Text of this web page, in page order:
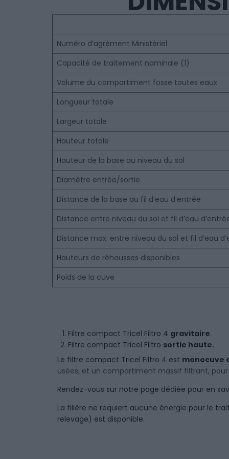
Numéro d’agrément Ministériel
Capacité de traitement nominale (1)
Volume du compartiment fosse toutes eaux
Longueur totale
Largeur totale
Hauteur totale
Hauteur de la base au niveau du sol
Diamètre entrée/sortie
Distance de la base au fil d’eau d’entrée
Distance entre niveau du sol et fil d’eau
Distance max. entre niveau du sol et fil d’eau
Hauteurs de réhausses disponibles
Poids de la cuve
Filtre compact Tricel Filtro 4 gravitaire.
Filtre compact Tricel Filtro sortie haute.
Le filtre compact Tricel Filtro 4 est monocuve
usées, et un compartiment massif filtrant,
Rendez-vous sur notre page dédiée pour en
La filière ne requiert aucune énergie pour le
relevage) est disponible.